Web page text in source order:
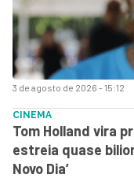
3 de agosto de 2026 - 15:12
CINEMA
Tom Holland vira
estreia quase
Novo Dia’